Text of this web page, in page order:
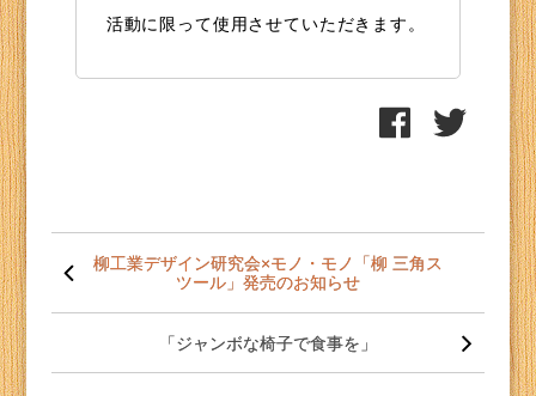
活動に限って使用させていただきます。
稿
ナ
柳工業デザイン研究会×モノ・モノ「柳 三角ス
ツール」発売のお知らせ
「ジャンボな椅子で食事を」